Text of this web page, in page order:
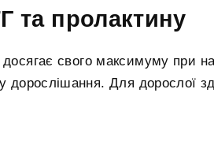
та пролактину
досягає свого максимуму при
дорослішання. Для дорослої